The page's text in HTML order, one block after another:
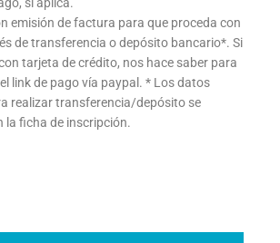
emisión de factura para que proceda con
de transferencia o depósito bancario*. Si
tarjeta de crédito, nos hace saber para
link de pago vía paypal. * Los datos
realizar transferencia/depósito se
la ficha de inscripción.